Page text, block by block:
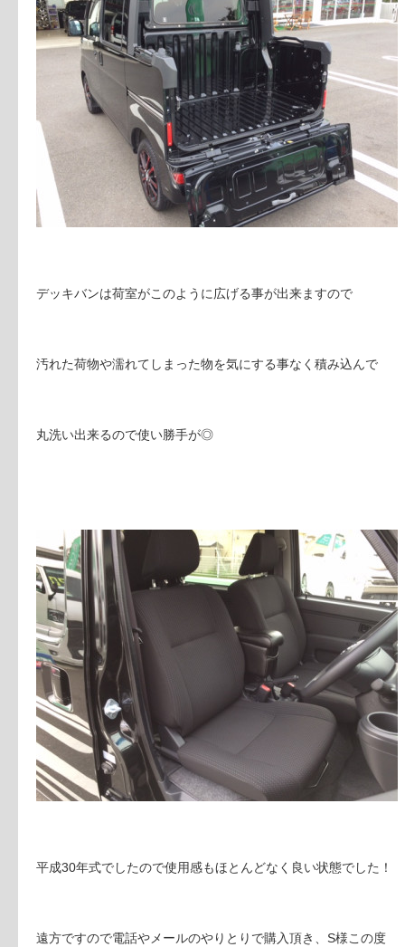
デッキバンは荷室がこのように広げる事が出来ますので
汚れた荷物や濡れてしまった物を気にする事なく積み込んで
丸洗い出来るので使い勝手が◎
平成30年式でしたので使用感もほとんどなく良い状態でした！
遠方ですので電話やメールのやりとりで購入頂き、S様この度